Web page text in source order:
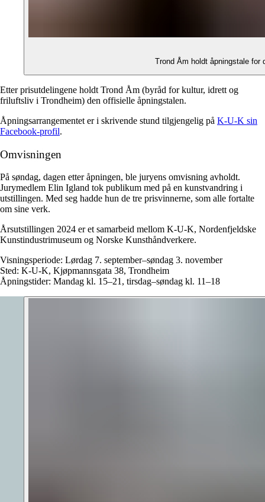
Trond Åm holdt åpningstale
Etter prisutdelingene holdt Trond Åm (byråd for kultur, idrett og
friluftsliv i Trondheim) den offisielle åpningstalen.
Åpningsarrangementet er i skrivende stund tilgjengelig på K-U-K sin
Facebook-profil.
Omvisningen
På søndag, dagen etter åpningen, ble juryens omvisning avholdt.
Jurymedlem Elin Igland tok publikum med på en kunstvandring i
utstillingen. Med seg hadde hun de tre prisvinnerne, som alle fortalte
om sine verk.
Årsutstillingen 2024 er et samarbeid mellom K-U-K, Nordenfjeldske
Kunstindustrimuseum og Norske Kunsthåndverkere.
Visningsperiode: Lørdag 7. september–søndag 3. november
Sted: K-U-K, Kjøpmannsgata 38, Trondheim
Åpningstider: Mandag kl. 15–21, tirsdag–søndag kl. 11–18